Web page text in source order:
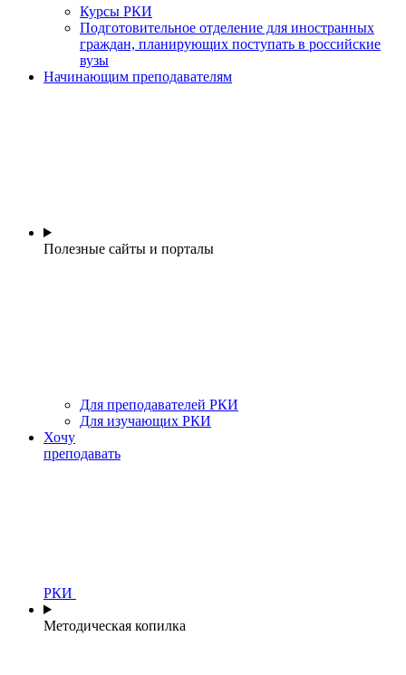
Курсы РКИ
Подготовительное отделение для иностранных
граждан, планирующих поступать в российские
вузы
Начинающим преподавателям
Полезные сайты и порталы
Для преподавателей РКИ
Для изучающих РКИ
Хочу
преподавать
РКИ
Методическая копилка